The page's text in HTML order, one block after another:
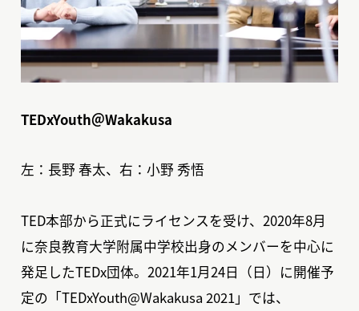
TEDxYouth＠Wakakusa
左：長野 春太、右：小野 秀悟
TED本部から正式にライセンスを受け、2020年8月
に奈良教育大学附属中学校出身のメンバーを中心に
発足したTEDx団体。2021年1月24日（日）に開催予
定の「TEDxYouth@Wakakusa 2021」では、